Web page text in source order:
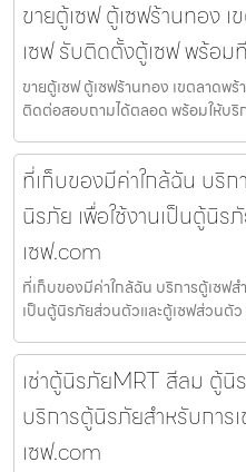
ขายตู้เซฟ ตู้เซฟร้านทอง
เซฟ รับติดตั้งตู้เซฟ พร้อ
ขายตู้เซฟ ตู้เซฟร้านทอง เขตลาดพ
ติดต่อสอบถามได้ตลอด พร้อมให้บริ
ที่เก็บของมีค่าใกล้ฉัน บริก
นิรภัย เพื่อใช้งานเป็นตู้นิ
เซฟ.com
ที่เก็บของมีค่าใกล้ฉัน บริการตู้เซฟส
เป็นตู้นิรภัยส่วนตัวและตู้เซฟส่วนตั
เช่าตู้นิรภัยMRT สีลม ตู้นิร
บริการตู้นิรภัยสำหรับการ
เซฟ.com